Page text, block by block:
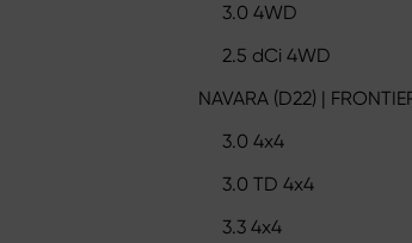
3.0 4WD
2.5 dCi 4WD
NAVARA (D22) |
3.0 4x4
3.0 TD 4x4
3.3 4x4